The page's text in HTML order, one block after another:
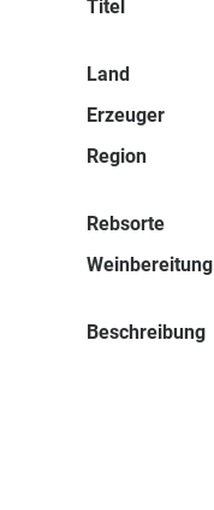
Titel
Land
Erzeuger
Region
Rebsorte
Weinbereitung
Beschreibung